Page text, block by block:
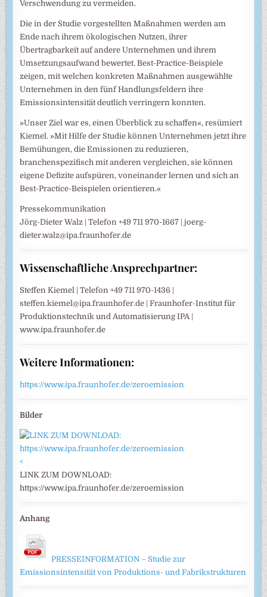
Verschwendung zu vermeiden.
Die in der Studie vorgestellten Maßnahmen werden am
Ende nach ihrem ökologischen Nutzen, ihrer
Übertragbarkeit auf andere Unternehmen und ihrem
Umsetzungsaufwand bewertet. Best-Practice-Beispiele
zeigen, mit welchen konkreten Maßnahmen ausgewählte
Unternehmen in den fünf Handlungsfeldern ihre
Emissionsintensität deutlich verringern konnten.
»Unser Ziel war es, einen Überblick zu schaffen«, resümiert
Kiemel. »Mit Hilfe der Studie können Unternehmen jetzt ihre
Bemühungen, die Emissionen zu reduzieren,
branchenspezifisch mit anderen vergleichen, sie können
eigene Defizite aufspüren, voneinander lernen und sich an
Best-Practice-Beispielen orientieren.«
Pressekommunikation
Jörg-Dieter Walz | Telefon +49 711 970-1667 | joerg-
dieter.walz@ipa.fraunhofer.de
Wissenschaftliche Ansprechpartner:
Steffen Kiemel | Telefon +49 711 970-1436 |
steffen.kiemel@ipa.fraunhofer.de | Fraunhofer-Institut für
Produktionstechnik und Automatisierung IPA |
www.ipa.fraunhofer.de
Weitere Informationen:
https://www.ipa.fraunhofer.de/zeroemission
Bilder
<
LINK ZUM DOWNLOAD:
https://www.ipa.fraunhofer.de/zeroemission
Anhang
PRESSEINFORMATION – Studie zur
Emissionsintensität von Produktions- und Fabrikstrukturen